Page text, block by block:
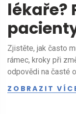
lékaře?
Zjistěte, jak často
rámec, kroky při
odpovědi na časté
ZOBRAZIT